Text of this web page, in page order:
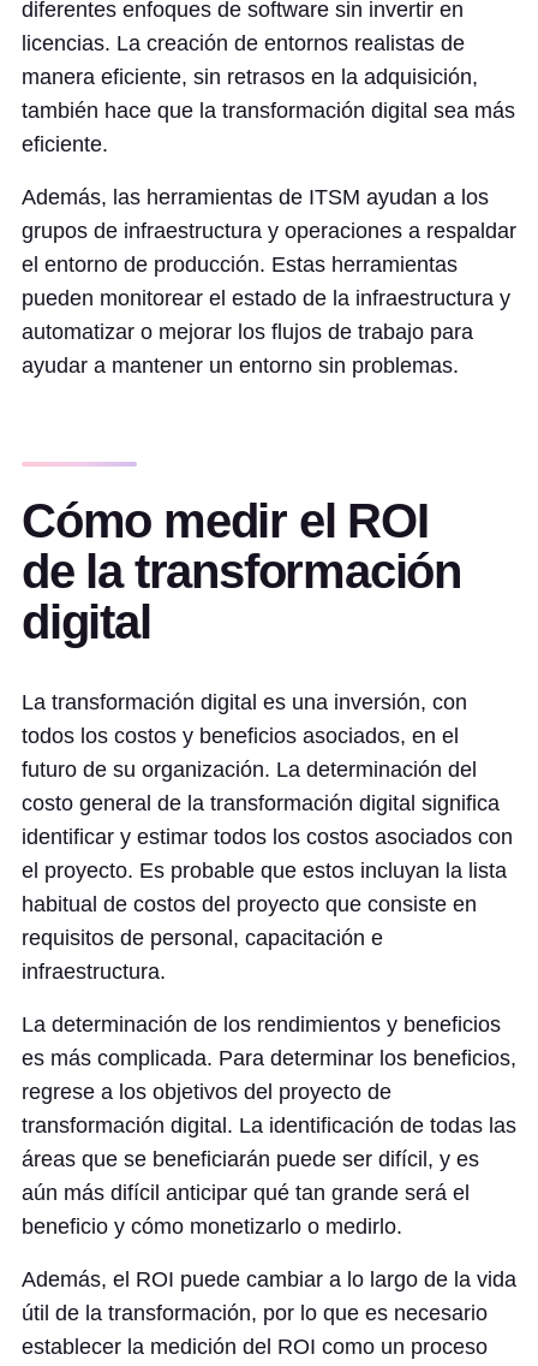
diferentes enfoques de software sin invertir en
licencias. La creación de entornos realistas de
manera eficiente, sin retrasos en la adquisición,
también hace que la transformación digital sea más
eficiente.
Además, las herramientas de ITSM ayudan a los
grupos de infraestructura y operaciones a respaldar
el entorno de producción. Estas herramientas
pueden monitorear el estado de la infraestructura y
automatizar o mejorar los flujos de trabajo para
ayudar a mantener un entorno sin problemas.
Cómo medir el ROI
de la transformación
digital
La transformación digital es una inversión, con
todos los costos y beneficios asociados, en el
futuro de su organización. La determinación del
costo general de la transformación digital significa
identificar y estimar todos los costos asociados con
el proyecto. Es probable que estos incluyan la lista
habitual de costos del proyecto que consiste en
requisitos de personal, capacitación e
infraestructura.
La determinación de los rendimientos y beneficios
es más complicada. Para determinar los beneficios,
regrese a los objetivos del proyecto de
transformación digital. La identificación de todas las
áreas que se beneficiarán puede ser difícil, y es
aún más difícil anticipar qué tan grande será el
beneficio y cómo monetizarlo o medirlo.
Además, el ROI puede cambiar a lo largo de la vida
útil de la transformación, por lo que es necesario
establecer la medición del ROI como un proceso